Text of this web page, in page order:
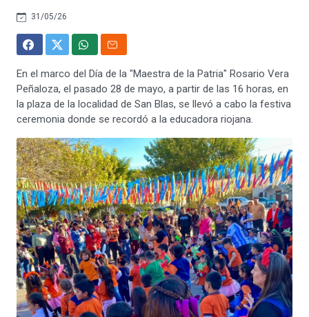
31/05/26
En el marco del Día de la "Maestra de la Patria" Rosario Vera
Peñaloza, el pasado 28 de mayo, a partir de las 16 horas, en
la plaza de la localidad de San Blas, se llevó a cabo la festiva
ceremonia donde se recordó a la educadora riojana.